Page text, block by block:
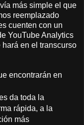
más simple el que
reemplazado
cuenten con un
YouTube Analytics
en el transcurso
encontrarán en
da toda la
rápida, a la
más